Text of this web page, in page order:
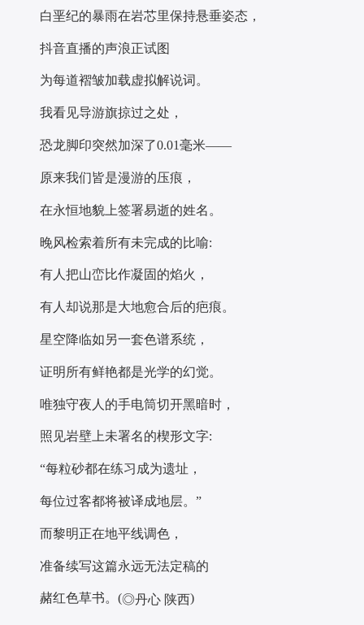
白垩纪的暴雨在岩芯里保持悬垂姿态，
抖音直播的声浪正试图
为每道褶皱加载虚拟解说词。
我看见导游旗掠过之处，
恐龙脚印突然加深了0.01毫米——
原来我们皆是漫游的压痕，
在永恒地貌上签署易逝的姓名。
晚风检索着所有未完成的比喻:
有人把山峦比作凝固的焰火，
有人却说那是大地愈合后的疤痕。
星空降临如另一套色谱系统，
证明所有鲜艳都是光学的幻觉。
唯独守夜人的手电筒切开黑暗时，
照见岩壁上未署名的楔形文字:
“每粒砂都在练习成为遗址，
每位过客都将被译成地层。”
而黎明正在地平线调色，
准备续写这篇永远无法定稿的
赭红色草书。(◎丹心 陕西)